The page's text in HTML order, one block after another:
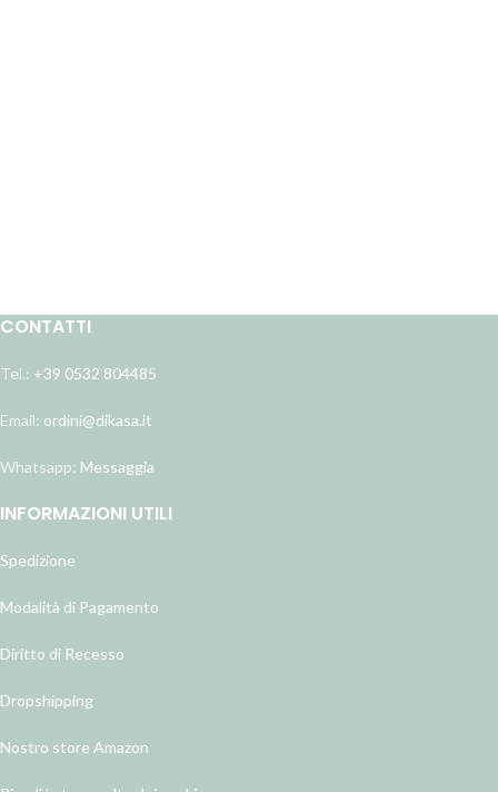
CONTATTI
Tel.: +39 0532 804485
Email: ordini@dikasa.it
Whatsapp: Messaggia
INFORMAZIONI UTILI
Spedizione
Modalità di Pagamento
Diritto di Recesso
Dropshipping
Nostro store Amazon